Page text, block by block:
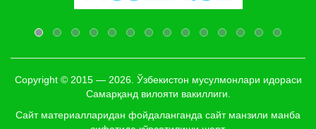
Copyright © 2015 — 2026. Ўзбекистон мусулмонлари идораси
Самарқанд вилояти вакиллиги.
Сайт материалларидан фойдаланганда сайт манзили манба